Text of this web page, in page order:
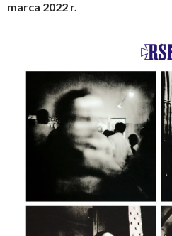
marca 2022 r.